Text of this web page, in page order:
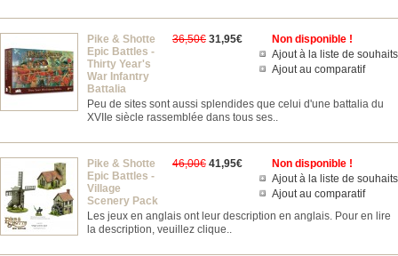
Non disponible !
Ajout à la liste de souhaits
Ajout au comparatif
36,50€ 31,95€
Pike & Shotte
Epic Battles -
Thirty Year's
War Infantry
Battalia
Peu de sites sont aussi splendides que celui d'une battalia du
XVIIe siècle rassemblée dans tous ses..
Non disponible !
Ajout à la liste de souhaits
Ajout au comparatif
46,00€ 41,95€
Pike & Shotte
Epic Battles -
Village
Scenery Pack
Les jeux en anglais ont leur description en anglais. Pour en lire
la description, veuillez clique..